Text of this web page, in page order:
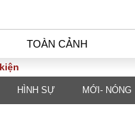
TOÀN CẢNH
TOÀN CẢNH
HÌNH SỰ MỚI- NÓNG